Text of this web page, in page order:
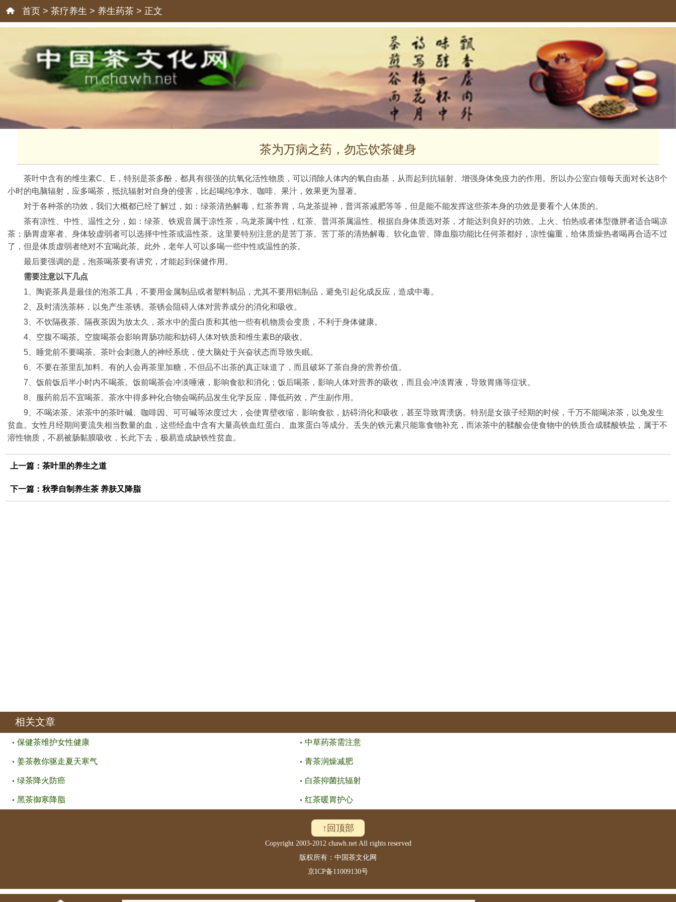
首页 > 茶疗养生 > 养生药茶 > 正文
茶为万病之药，勿忘饮茶健身
茶叶中含有的维生素C、E，特别是茶多酚，都具有很强的抗氧化活性物质，可以消除人体内的氧自由基，从而起到抗辐射、增强身体免疫力的作用。所以办公室白领每天面对长达8个
小时的电脑辐射，应多喝茶，抵抗辐射对自身的侵害，比起喝纯净水、咖啡、果汁，效果更为显著。
对于各种茶的功效，我们大概都已经了解过，如：绿茶清热解毒，红茶养胃，乌龙茶提神，普洱茶减肥等等，但是能不能发挥这些茶本身的功效是要看个人体质的。
茶有凉性、中性、温性之分，如：绿茶、铁观音属于凉性茶，乌龙茶属中性，红茶、普洱茶属温性。根据自身体质选对茶，才能达到良好的功效。上火、怕热或者体型微胖者适合喝凉
茶；肠胃虚寒者、身体较虚弱者可以选择中性茶或温性茶。这里要特别注意的是苦丁茶。苦丁茶的清热解毒、软化血管、降血脂功能比任何茶都好，凉性偏重，给体质燥热者喝再合适不过
了，但是体质虚弱者绝对不宜喝此茶。此外，老年人可以多喝一些中性或温性的茶。
最后要强调的是，泡茶喝茶要有讲究，才能起到保健作用。
需要注意以下几点
1、陶瓷茶具是最佳的泡茶工具，不要用金属制品或者塑料制品，尤其不要用铝制品，避免引起化成反应，造成中毒。
2、及时清洗茶杯，以免产生茶锈。茶锈会阻碍人体对营养成分的消化和吸收。
3、不饮隔夜茶。隔夜茶因为放太久，茶水中的蛋白质和其他一些有机物质会变质，不利于身体健康。
4、空腹不喝茶。空腹喝茶会影响胃肠功能和妨碍人体对铁质和维生素B的吸收。
5、睡觉前不要喝茶。茶叶会刺激人的神经系统，使大脑处于兴奋状态而导致失眠。
6、不要在茶里乱加料。有的人会再茶里加糖，不但品不出茶的真正味道了，而且破坏了茶自身的营养价值。
7、饭前饭后半小时内不喝茶。饭前喝茶会冲淡唾液，影响食欲和消化；饭后喝茶，影响人体对营养的吸收，而且会冲淡胃液，导致胃痛等症状。
8、服药前后不宜喝茶。茶水中得多种化合物会喝药品发生化学反应，降低药效，产生副作用。
9、不喝浓茶。浓茶中的茶叶碱、咖啡因、可可碱等浓度过大，会使胃壁收缩，影响食欲，妨碍消化和吸收，甚至导致胃溃疡。特别是女孩子经期的时候，千万不能喝浓茶，以免发生
贫血。女性月经期间要流失相当数量的血，这些经血中含有大量高铁血红蛋白、血浆蛋白等成分。丢失的铁元素只能靠食物补充，而浓茶中的鞣酸会使食物中的铁质合成鞣酸铁盐，属于不
溶性物质，不易被肠黏膜吸收，长此下去，极易造成缺铁性贫血。
上一篇： 茶叶里的养生之道
下一篇： 秋季自制养生茶 养肤又降脂
相关文章
保健茶维护女性健康 中草药茶需注意
姜茶教你驱走夏天寒气 青茶润燥减肥
绿茶降火防癌 白茶抑菌抗辐射
黑茶御寒降脂 红茶暖胃护心
↑回顶部
Copyright 2003-2012 chawh.net All rights reserved
版权所有：中国茶文化网
京ICP备11009130号